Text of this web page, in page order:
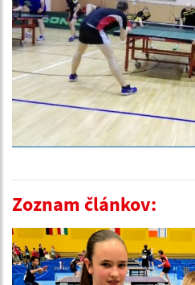
Zoznam článkov: